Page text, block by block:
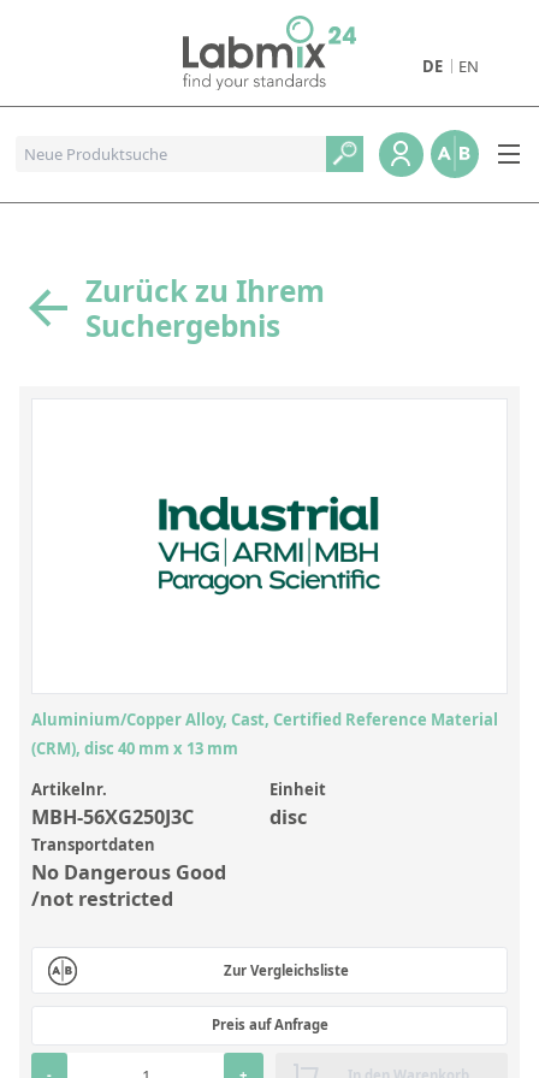
DE EN
Referenzstandards für die Industrie und Geologie
Referenzstandards für die Umweltanalytik
Organische Referenzstandards
Anorganische Referenzstandards
Laborvergleichsuntersuchungen (LVU/PT)
Custom-Made
Übersicht: Kundenspezifische Standards
Anorganische wässrige Kundenmischungen
Organische Analyten | Rückstandsanalytik
Metallstandards | Setting Up Samples (SUS)
Kundenspezifische Polymerstandards
Pharmazeutische und organische Kundensynthesen
Zurück zu Ihrem
Suchergebnis
Aluminium/Copper Alloy, Cast, Certified Reference Material
(CRM), disc 40 mm x 13 mm
Artikelnr.
MBH-56XG250J3C
Einheit
disc
Transportdaten
No Dangerous Good
/not restricted
Zur Vergleichsliste
Preis auf Anfrage